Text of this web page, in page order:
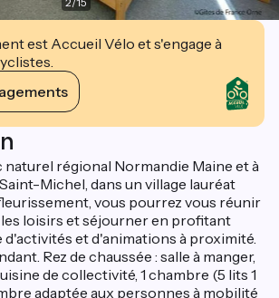
est Accueil Vélo et s'engage à
naturel régional Normandie Maine et à
Saint-Michel, dans un village lauréat
vous pourrez vous réunir
les loisirs et séjourner en profitant
d'activités et d'animations à proximité.
Rez de chaussée : salle à manger,
de collectivité, 1 chambre (5 lits 1
adaptée aux personnes à mobilité